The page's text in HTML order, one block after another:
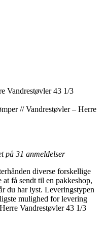
Vandrestøvler 43 1/3
// Vandrestøvler – Herre
på 31 anmeldelser
diverse forskellige
få sendt til en pakkeshop,
du har lyst. Leveringstypen
mulighed for levering
Vandrestøvler 43 1/3